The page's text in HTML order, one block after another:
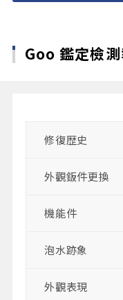
Goo 鑑定檢
修復歴史
外觀鈑件更換
機能件
泡水跡象
外觀表現